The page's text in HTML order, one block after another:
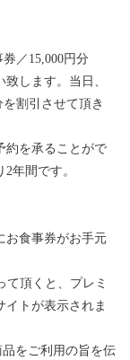
／15,000円分
します。当日、
割引させて頂き
約を承ることがで
年間です。
お食事券がお手元
て頂くと、プレミ
イトが表示されま
をご利用の旨を伝